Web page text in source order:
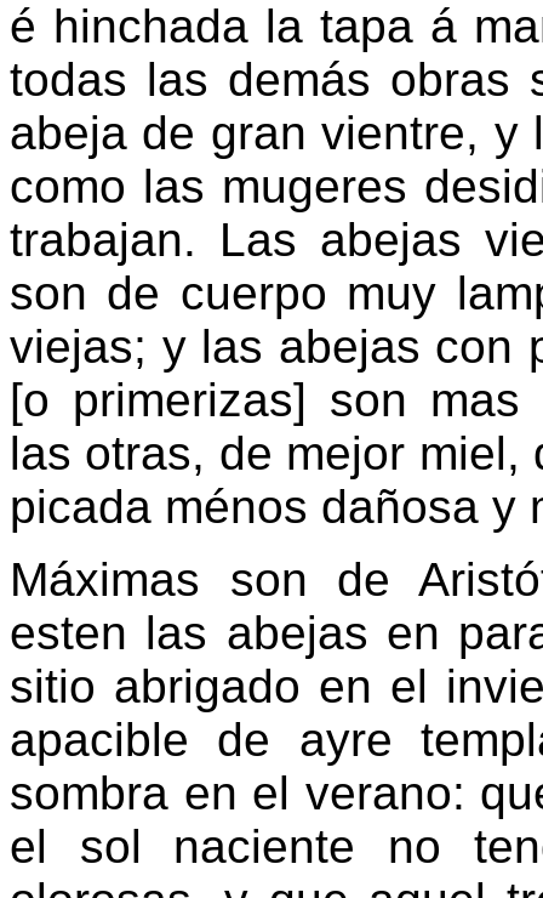
é hinchada la tapa á
todas las demás obras
abeja de gran vientre,
como las mugeres
trabajan. Las abejas
son de cuerpo muy
viejas; y las abejas con
[o primerizas] son
las otras, de mejor
picada ménos dañosa y
Máximas son de
esten las abejas en
sitio abrigado en el
apacible de ayre
sombra en el verano:
el sol naciente no